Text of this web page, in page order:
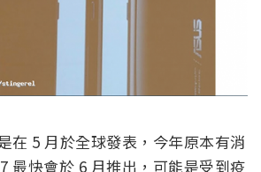
在 5 月於全球發表，今年原本有消
最快會於 6 月推出，可能是受到疫